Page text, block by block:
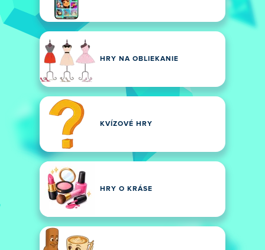
HRY NA OBLIEKANIE
KVÍZOVÉ ​​HRY
HRY O KRÁSE